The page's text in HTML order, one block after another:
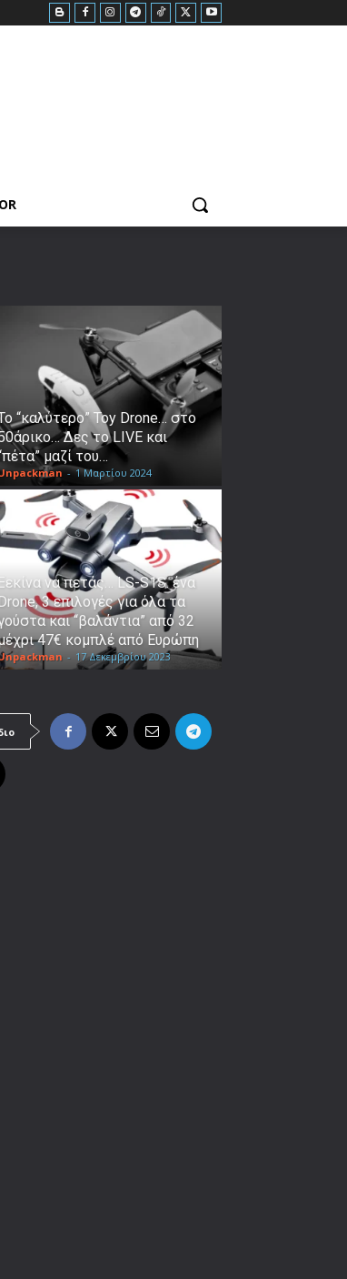
“καλύτερο” Toy Drone… στο
Δες το LIVE και
μαζί του…
- 1 Μαρτίου 2024
να πετάς… LS-S1S. ένα
Drone, 3 επιλογές για όλα τα
και “βαλάντια” από 32
47€ κομπλέ από Ευρώπη
- 17 Δεκεμβρίου 2023